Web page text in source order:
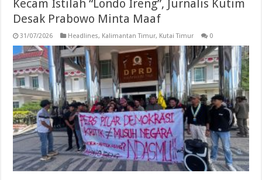
Kecam Istilah “Londo Ireng”, Jurnalis Kutim
Desak Prabowo Minta Maaf
31/07/2026 Headlines, Kalimantan Timur, Kutai Timur 0